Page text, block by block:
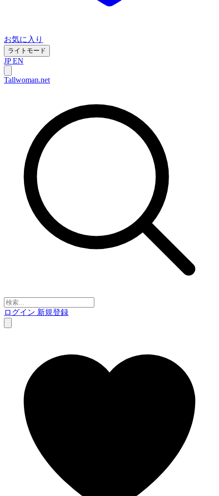
お気に入り
ライトモード
JPEN
Tallwoman.net
ログイン 新規登録